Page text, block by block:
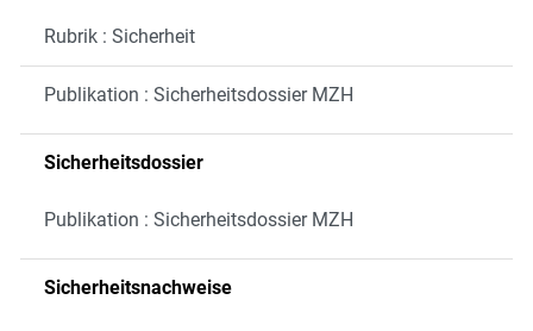
Rubrik : Sicherheit
Publikation : Sicherheitsdossier MZH
Sicherheitsdossier
Publikation : Sicherheitsdossier MZH
Sicherheitsnachweise